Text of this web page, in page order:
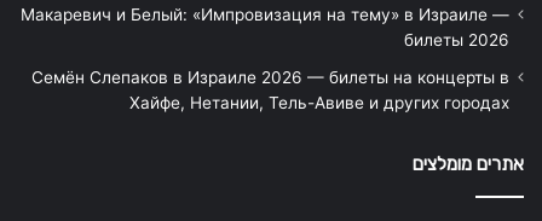
Макаревич и Белый: «Импровизация на тему» в Израиле —
билеты 2026
Семён Слепаков в Израиле 2026 — билеты на концерты в
Хайфе, Нетании, Тель-Авиве и других городах
אתרים מומלצים